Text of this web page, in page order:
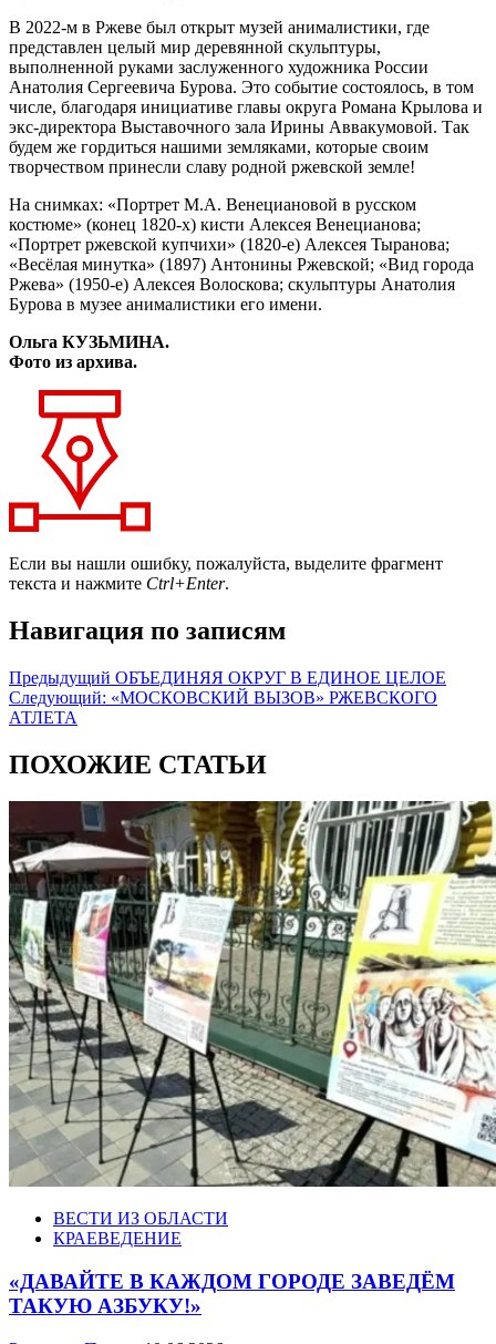
В 2022-м в Ржеве был открыт музей анималистики, где
представлен целый мир деревянной скульптуры,
выполненной руками заслуженного художника России
Анатолия Сергеевича Бурова. Это событие состоялось, в том
числе, благодаря инициативе главы округа Романа Крылова и
экс-директора Выставочного зала Ирины Аввакумовой. Так
будем же гордиться нашими земляками, которые своим
творчеством принесли славу родной ржевской земле!
На снимках: «Портрет М.А. Венециановой в русском
костюме» (конец 1820-х) кисти Алексея Венецианова;
«Портрет ржевской купчихи» (1820-е) Алексея Тыранова;
«Весёлая минутка» (1897) Антонины Ржевской; «Вид города
Ржева» (1950-е) Алексея Волоскова; скульптуры Анатолия
Бурова в музее анималистики его имени.
Ольга КУЗЬМИНА.
Фото из архива.
Если вы нашли ошибку, пожалуйста, выделите фрагмент
текста и нажмите Ctrl+Enter.
Навигация по записям
Предыдущий ОБЪЕДИНЯЯ ОКРУГ В ЕДИНОЕ ЦЕЛОЕ
Следующий: «МОСКОВСКИЙ ВЫЗОВ» РЖЕВСКОГО
АТЛЕТА
ПОХОЖИЕ СТАТЬИ
ВЕСТИ ИЗ ОБЛАСТИ
КРАЕВЕДЕНИЕ
«ДАВАЙТЕ В КАЖДОМ ГОРОДЕ ЗАВЕДЁМ
ТАКУЮ АЗБУКУ!»